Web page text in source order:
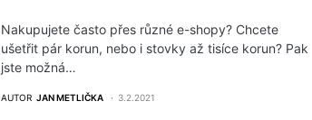
Nakupujete často přes různé e-shopy? Chcete
ušetřit pár korun, nebo i stovky až tisíce korun? Pak
jste možná…
AUTOR JAN METLIČKA 3.2.2021